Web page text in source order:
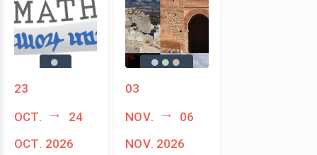
23
oct.
24
oct. 2026
03
nov.
06
nov. 2026